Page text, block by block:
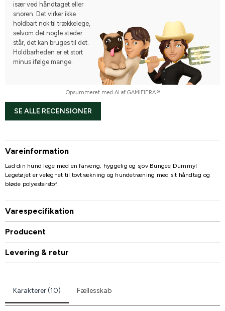
især ved håndtaget eller
snoren. Det virker ikke
holdbart nok til trækkelege,
selvom det nogle steder
står, det kan bruges til det.
Holdbarheden er et stort
minus ifølge mange.
Opsummeret med AI af GAMIFIERA.®
SE ALLE RECENSIONER
Vareinformation
Lad din hund lege med en farverig, hyggelig og sjov Bungee Dummy!
Legetøjet er velegnet til tovtrækning og hundetræning med sit håndtag og
bløde polyesterstof.
Varespecifikation
Producent
Levering & retur
Karakterer (10) Fællesskab